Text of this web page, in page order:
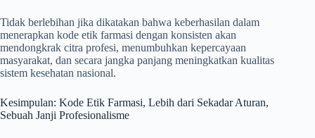
Tidak berlebihan jika dikatakan bahwa keberhasilan dalam
menerapkan kode etik farmasi dengan konsisten akan
mendongkrak citra profesi, menumbuhkan kepercayaan
masyarakat, dan secara jangka panjang meningkatkan kualitas
sistem kesehatan nasional.
Kesimpulan: Kode Etik Farmasi, Lebih dari Sekadar Aturan,
Sebuah Janji Profesionalisme